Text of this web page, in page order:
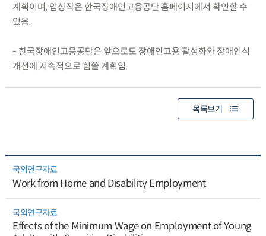
계획이며, 입상작은 한국장애인고용공단 홈페이지에서 확인할 수
있음.
- 한국장애인고용공단은 앞으로도 장애인고용 활성화와 장애인식
개선에 지속적으로 힘쓸 계획임.
목록보기
국외연구자료
Work from Home and Disability Employment
국외연구자료
Effects of the Minimum Wage on Employment of Young